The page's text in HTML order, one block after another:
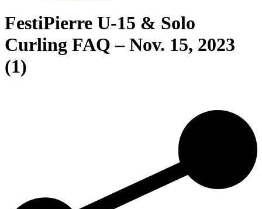
FestiPierre U-15 & Solo
Curling FAQ – Nov. 15, 2023
(1)